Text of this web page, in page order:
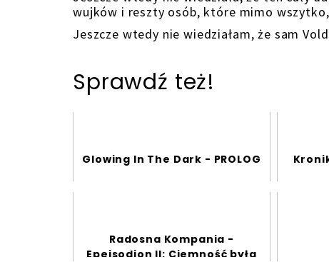
wujków i reszty osób, które mimo wszytko,
Jeszcze wtedy nie wiedziałam, że sam
Sprawdź też!
Glowing In The Dark - PROLOG
Radosna Kompania -
Epeisodion II: Ciemność była